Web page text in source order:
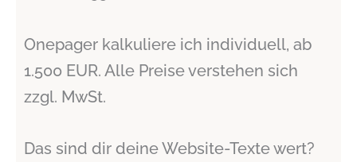
Onepager kalkuliere ich individuell, ab
1.500 EUR. Alle Preise verstehen sich
zzgl. MwSt.
Das sind dir deine Website-Texte wert?